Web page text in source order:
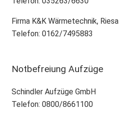
Firma K&K Wärmetechnik, Riesa
Telefon: 0162/7495883
Notbefreiung Aufzüge
Schindler Aufzüge GmbH
Telefon: 0800/8661100